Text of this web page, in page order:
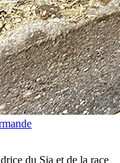
du Sia et de la race